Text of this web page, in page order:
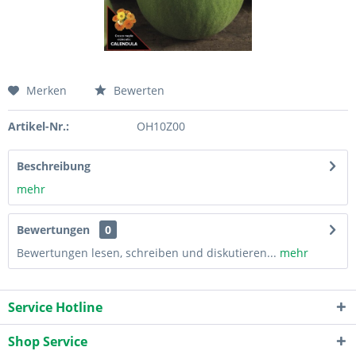
Merken Bewerten
Artikel-Nr.: OH10Z00
Beschreibung
mehr
Bewertungen
0
Bewertungen lesen, schreiben und diskutieren... mehr
Service Hotline
Shop Service